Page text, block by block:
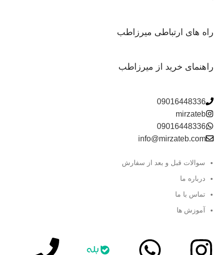
راه های ارتباطی میرزاطب
راهنمای خرید از میرزاطب
09016448336
mirzateb
09016448336
info@mirzateb.com
سوالات قبل و بعد از سفارش
درباره ما
تماس با ما
آموزش ها